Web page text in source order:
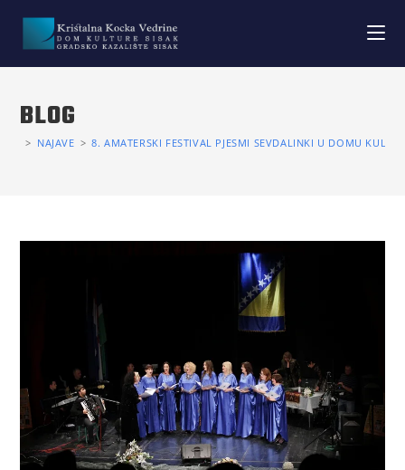
BLOG
> NAJAVE > 8. AMATERSKI FESTIVAL PJESMI SEVDALINKI U DOMU